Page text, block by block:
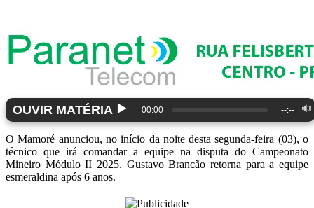
OUVIR MATÉRIA ▶️ 00:00 --:-- 🔊
O Mamoré anunciou, no início da noite desta segunda-feira (03), o
técnico que irá comandar a equipe na disputa do Campeonato
Mineiro Módulo II 2025. Gustavo Brancão retorna para a equipe
esmeraldina após 6 anos.